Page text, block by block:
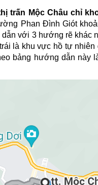
trấn Mộc Châu chỉ
Phan Đình Giót
với 3 hướng rẽ khác
là khu vực hồ tự
bảng hướng dẫn này